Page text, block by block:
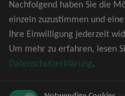
David Garrett Tickets
Andrea Berg Tickets
Backstreet Boys Tickets
Unheilig Tickets
Santiano Tickets
Nachfolgend haben Sie die
einzeln zuzustimmen und
Ihre Einwilligung jederzeit
Um mehr zu erfahren, lesen
Datenschutzerklärung.